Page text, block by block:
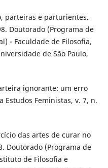
parteiras e parturientes.
Doutorado (Programa de
- Faculdade de Filosofia,
de São Paulo,
ignorante: um erro
Estudos Feministas, v. 7, n.
das artes de curar no
Doutorado (Programa de
de Filosofia e